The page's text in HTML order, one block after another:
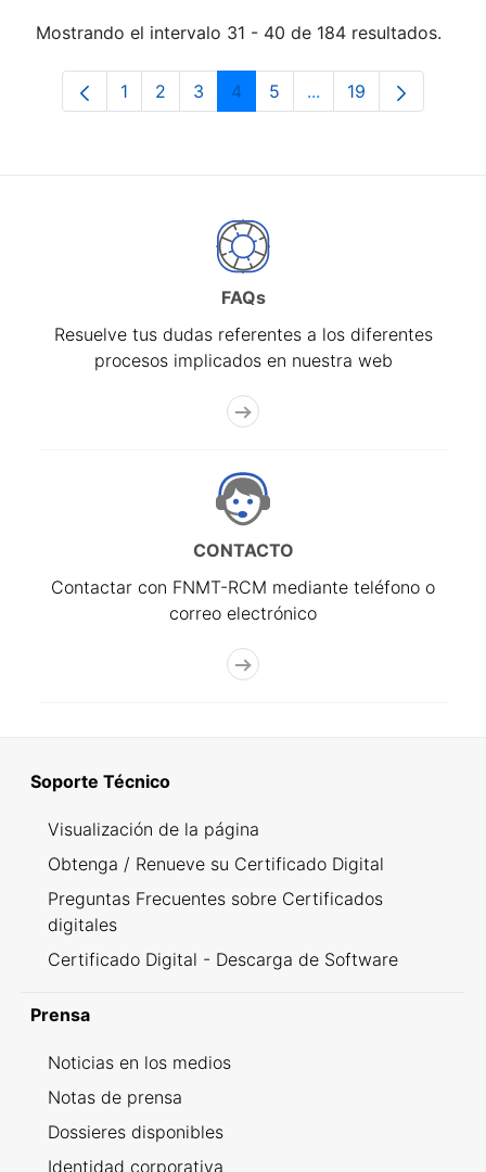
Mostrando el intervalo 31 - 40 de 184 resultados.
Página
1 Página
2 Página
3 Página
4 Página
5 ...Páginas intermedias
Página
19
FAQs
Resuelve tus dudas referentes a los diferentes
procesos implicados en nuestra web
CONTACTO
Contactar con FNMT-RCM mediante teléfono o
correo electrónico
Soporte Técnico
Visualización de la página
Obtenga / Renueve su Certificado Digital
Preguntas Frecuentes sobre Certificados
digitales
Certificado Digital - Descarga de Software
Prensa
Noticias en los medios
Notas de prensa
Dossieres disponibles
Identidad corporativa